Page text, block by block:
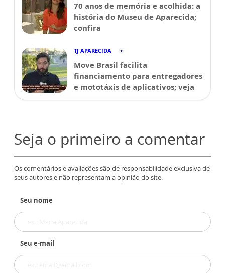
70 anos de memória e acolhida: a
história do Museu de Aparecida;
confira
TJ APARECIDA
Move Brasil facilita
financiamento para entregadores
e mototáxis de aplicativos; veja
Seja o primeiro a comentar
Os comentários e avaliações são de responsabilidade exclusiva de
seus autores e não representam a opinião do site.
Seu nome
Seu e-mail